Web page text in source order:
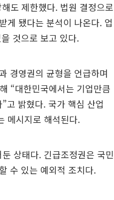
도 제한했다. 법원 결정으로
게 됐다는 분석이 나온다. 업
것으로 보고 있다.
경영권의 균형을 언급하며
“대한민국에서는 기업만큼
고 밝혔다. 국가 핵심 산업
메시지로 해석된다.
상태다. 긴급조정권은 국민
수 있는 예외적 조치다.